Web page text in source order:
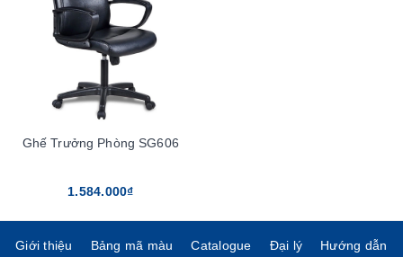
Ghế Trưởng Phòng SG606
1.584.000₫
Giới thiệu Bảng mã màu Catalogue Đại lý
Hướng dẫn